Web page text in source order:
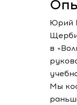
Юрий
в
Мы